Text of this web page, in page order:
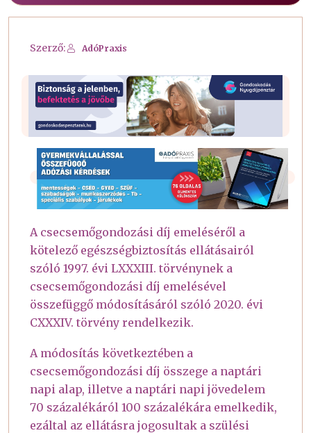
Szerző: AdóPraxis
A csecsemőgondozási díj emeléséről a
kötelező egészségbiztosítás ellátásairól
szóló 1997. évi LXXXIII. törvénynek a
csecsemőgondozási díj emelésével
összefüggő módosításáról szóló 2020. évi
CXXXIV. törvény rendelkezik.
A módosítás következtében a
csecsemőgondozási díj összege a naptári
napi alap, illetve a naptári napi jövedelem
70 százalékáról 100 százalékára emelkedik,
ezáltal az ellátásra jogosultak a szülési